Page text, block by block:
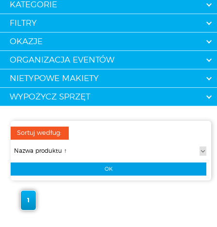
KATEGORIE
FILTRY
OKAZJE
ORGANIZACJA EVENTÓW
NIETYPOWE MAKIETY
WYPOŻYCZ SPRZĘT
Sortuj według:
1